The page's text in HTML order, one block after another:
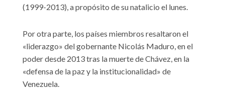
(1999-2013), a propósito de su natalicio el lunes.
Por otra parte, los países miembros resaltaron el
«liderazgo» del gobernante Nicolás Maduro, en el
poder desde 2013 tras la muerte de Chávez, en la
«defensa de la paz y la institucionalidad» de
Venezuela.